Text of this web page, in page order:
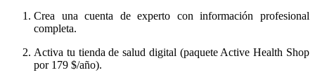
Crea una cuenta de experto con información profesional
completa.
Activa tu tienda de salud digital (paquete Active Health Shop
por 179 $/año).